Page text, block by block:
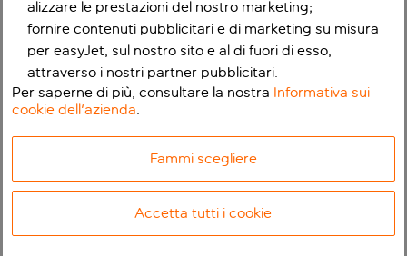
alizzare le prestazioni del nostro marketing;
fornire contenuti pubblicitari e di marketing su misura
per easyJet, sul nostro sito e al di fuori di esso,
attraverso i nostri partner pubblicitari.
Per saperne di più, consultare la nostra Informativa sui
cookie dell'azienda.
Fammi scegliere
Accetta tutti i cookie